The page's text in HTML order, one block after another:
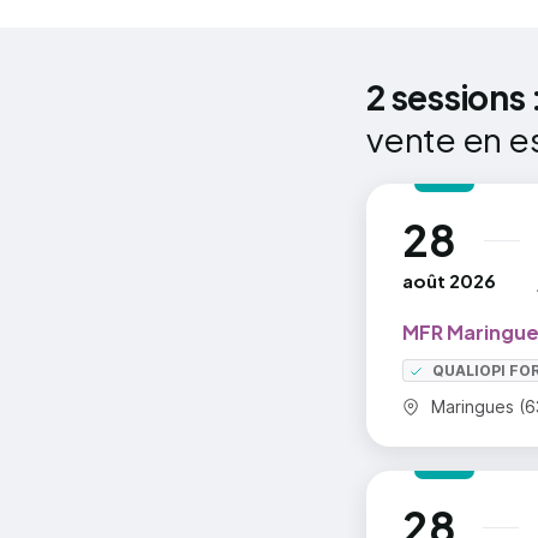
exemple.
preuve
relations
contrôle
2 sessions :
vente en
28
août 2026
au
MFR
QUALIOPI
Commune :
Maringues
28
au